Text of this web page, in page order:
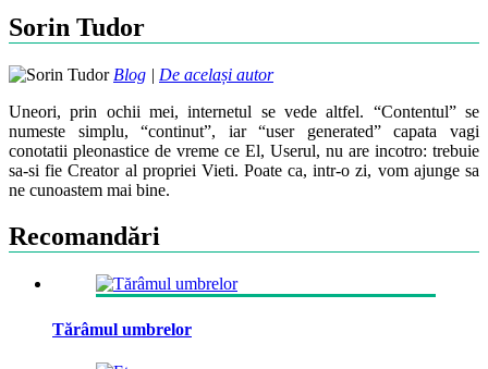
Sorin Tudor
Blog | De același autor
Uneori, prin ochii mei, internetul se vede altfel. “Contentul” se
numeste simplu, “continut”, iar “user generated” capata vagi
conotatii pleonastice de vreme ce El, Userul, nu are incotro: trebuie
sa-si fie Creator al propriei Vieti. Poate ca, intr-o zi, vom ajunge sa
ne cunoastem mai bine.
Recomandări
Tărâmul umbrelor